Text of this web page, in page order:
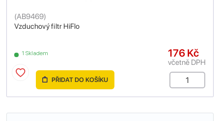
Vzduchový filtr HiFlo
(AB9469)
1 Skladem 176 Kč
včetně DPH
PŘIDAT DO KOŠÍKU